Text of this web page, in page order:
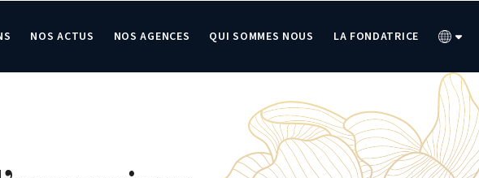
NOS ACTUS NOS AGENCES QUI SOMMES NOUS LA FONDATRICE